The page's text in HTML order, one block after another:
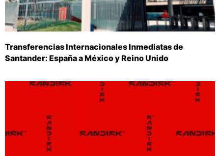
Transferencias Internacionales Inmediatas de
Santander: España a México y Reino Unido